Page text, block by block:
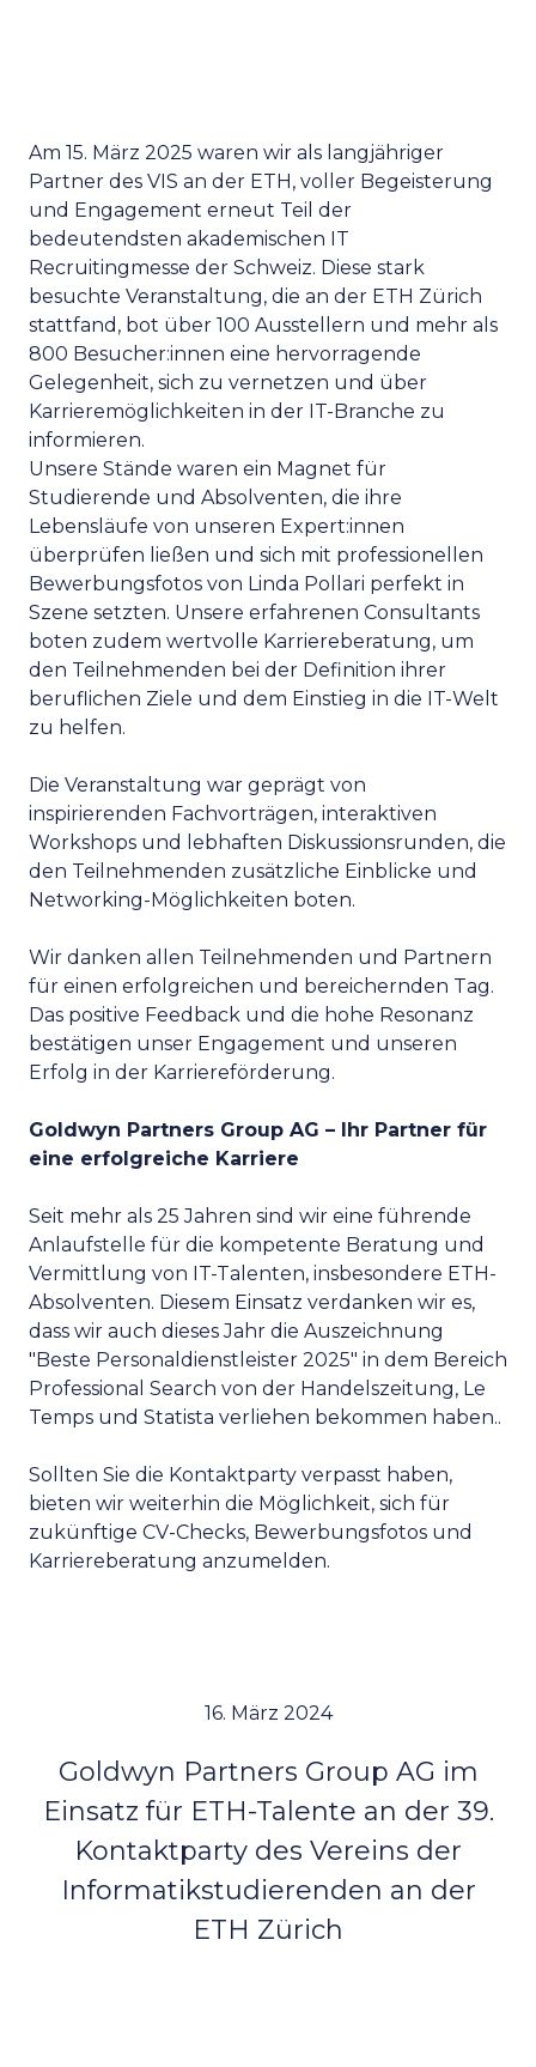
Am 15. März 2025 waren wir als langjähriger
Partner des VIS an der ETH, voller Begeisterung
und Engagement erneut Teil der
bedeutendsten akademischen IT
Recruitingmesse der Schweiz. Diese stark
besuchte Veranstaltung, die an der ETH Zürich
stattfand, bot über 100 Ausstellern und mehr als
800 Besucher:innen eine hervorragende
Gelegenheit, sich zu vernetzen und über
Karrieremöglichkeiten in der IT-Branche zu
informieren.
Unsere Stände waren ein Magnet für
Studierende und Absolventen, die ihre
Lebensläufe von unseren Expert:innen
überprüfen ließen und sich mit professionellen
Bewerbungsfotos von Linda Pollari perfekt in
Szene setzten. Unsere erfahrenen Consultants
boten zudem wertvolle Karriereberatung, um
den Teilnehmenden bei der Definition ihrer
beruflichen Ziele und dem Einstieg in die IT-Welt
zu helfen.
Die Veranstaltung war geprägt von
inspirierenden Fachvorträgen, interaktiven
Workshops und lebhaften Diskussionsrunden, die
den Teilnehmenden zusätzliche Einblicke und
Networking-Möglichkeiten boten.
Wir danken allen Teilnehmenden und Partnern
für einen erfolgreichen und bereichernden Tag.
Das positive Feedback und die hohe Resonanz
bestätigen unser Engagement und unseren
Erfolg in der Karriereförderung.
Goldwyn Partners Group AG – Ihr Partner für
eine erfolgreiche Karriere
Seit mehr als 25 Jahren sind wir eine führende
Anlaufstelle für die kompetente Beratung und
Vermittlung von IT-Talenten, insbesondere ETH-
Absolventen. Diesem Einsatz verdanken wir es,
dass wir auch dieses Jahr die Auszeichnung
"Beste Personaldienstleister 2025" in dem Bereich
Professional Search von der Handelszeitung, Le
Temps und Statista verliehen bekommen haben..
Sollten Sie die Kontaktparty verpasst haben,
bieten wir weiterhin die Möglichkeit, sich für
zukünftige CV-Checks, Bewerbungsfotos und
Karriereberatung anzumelden.
16. März 2024
Goldwyn Partners Group AG im
Einsatz für ETH-Talente an der 39.
Kontaktparty des Vereins der
Informatikstudierenden an der
ETH Zürich